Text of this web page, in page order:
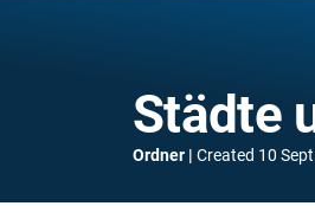
Städte
Ordner Created 10